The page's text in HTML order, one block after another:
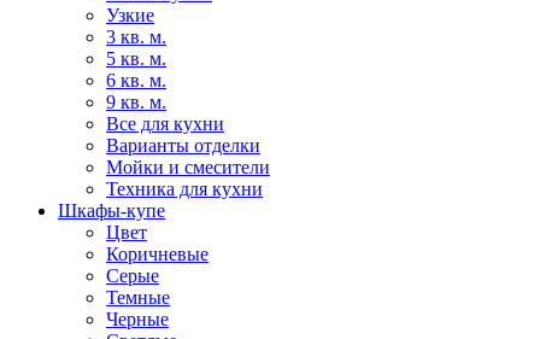
Узкие
3 кв. м.
5 кв. м.
6 кв. м.
9 кв. м.
Все для кухни
Варианты отделки
Мойки и смесители
Техника для кухни
Шкафы-купе
Цвет
Коричневые
Серые
Темные
Черные